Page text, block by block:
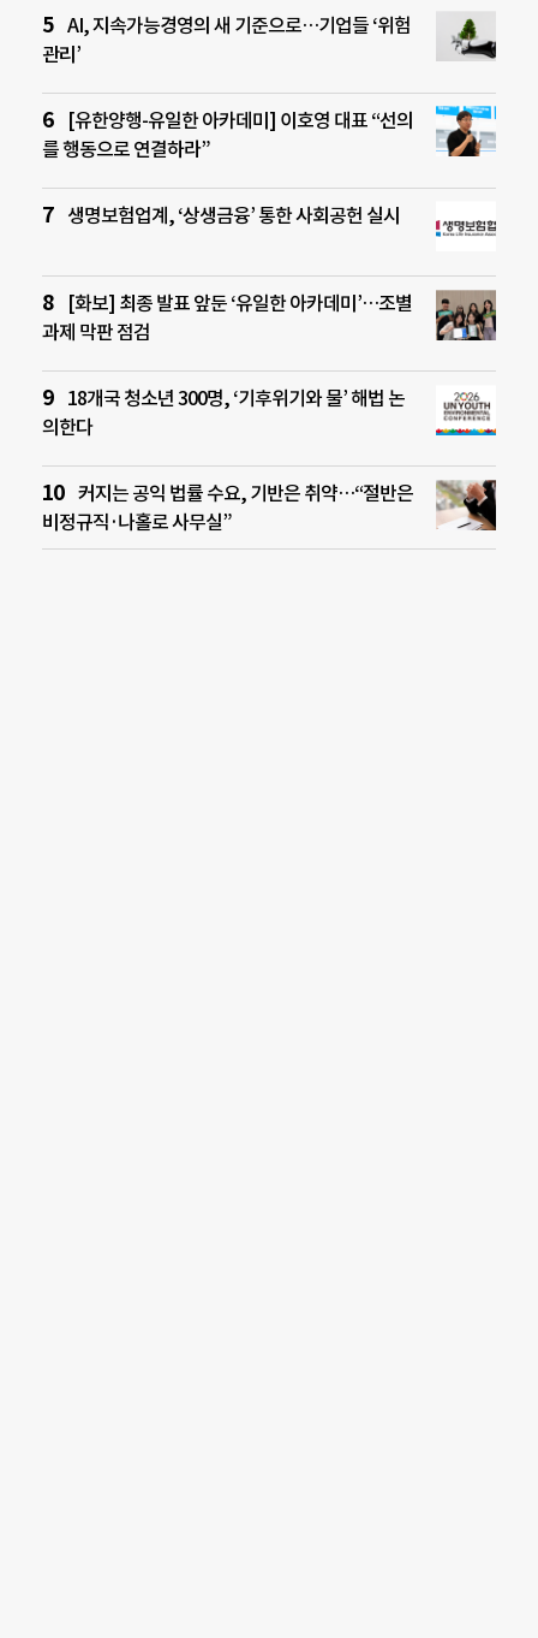
AI, 지속가능경영의 새 기준으로…기업들 ‘위험
관리’
[유한양행-유일한 아카데미] 이호영 대표 “선의
를 행동으로 연결하라”
생명보험업계, ‘상생금융’ 통한 사회공헌 실시
[화보] 최종 발표 앞둔 ‘유일한 아카데미’…조별
과제 막판 점검
18개국 청소년 300명, ‘기후위기와 물’ 해법 논
의한다
커지는 공익 법률 수요, 기반은 취약…“절반은
비정규직·나홀로 사무실”